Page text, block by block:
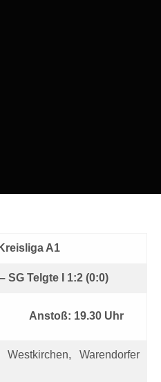
A1
SG Telgte I 1:2 (0:0)
Anstoß: 19.30 Uhr
Warendorfer